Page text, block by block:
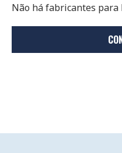
Não há fabricantes para